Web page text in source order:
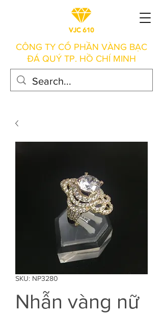
CÔNG TY CỔ PHẦN VÀNG BẠC
ĐÁ QUÝ TP. HỒ CHÍ MINH
SKU: NP3280
Nhẫn vàng nữ